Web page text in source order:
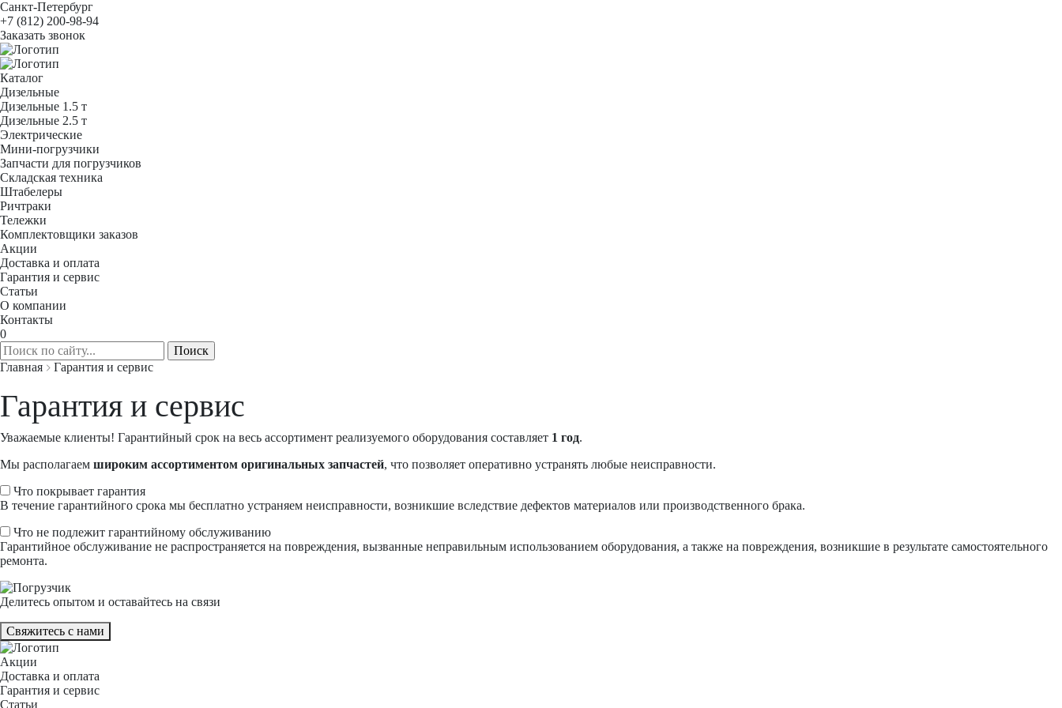
Санкт-Петербург
+7 (812) 200-98-94
Заказать звонок
Каталог
Дизельные
Дизельные 1.5 т
Дизельные 2.5 т
Электрические
Мини-погрузчики
Запчасти для погрузчиков
Складская техника
Штабелеры
Ричтраки
Тележки
Комплектовщики заказов
Акции
Доставка и оплата
Гарантия и сервис
Статьи
О компании
Контакты
0
Главная Гарантия и сервис
Гарантия и сервис
Уважаемые клиенты! Гарантийный срок на весь ассортимент реализуемого оборудования составляет 1 год.
Мы располагаем широким ассортиментом оригинальных запчастей, что позволяет оперативно устранять любые неисправности.
Что покрывает гарантия
В течение гарантийного срока мы бесплатно устраняем неисправности, возникшие вследствие дефектов материалов или производственного брака.
Что не подлежит гарантийному обслуживанию
Гарантийное обслуживание не распространяется на повреждения, вызванные неправильным использованием оборудования, а также на повреждения, возникшие в результате самостоятельного
ремонта.
Делитесь опытом и оставайтесь на связи
Свяжитесь с нами
Акции
Доставка и оплата
Гарантия и сервис
Статьи